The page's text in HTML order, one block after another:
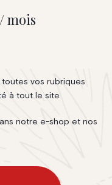
mois
toutes vos rubriques
à tout le site
notre e-shop et nos